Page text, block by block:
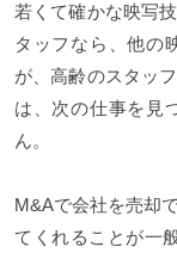
若くて確かな映写
タッフなら、他の
が、高齢のスタッ
は、次の仕事を見
ん。
M&Aで会社を売却
てくれることが一